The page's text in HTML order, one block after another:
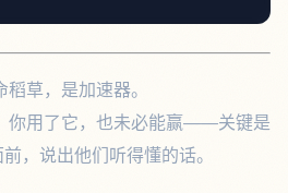
草，是加速器。
你用了它，也未必能赢——关键是
，说出他们听得懂的话。